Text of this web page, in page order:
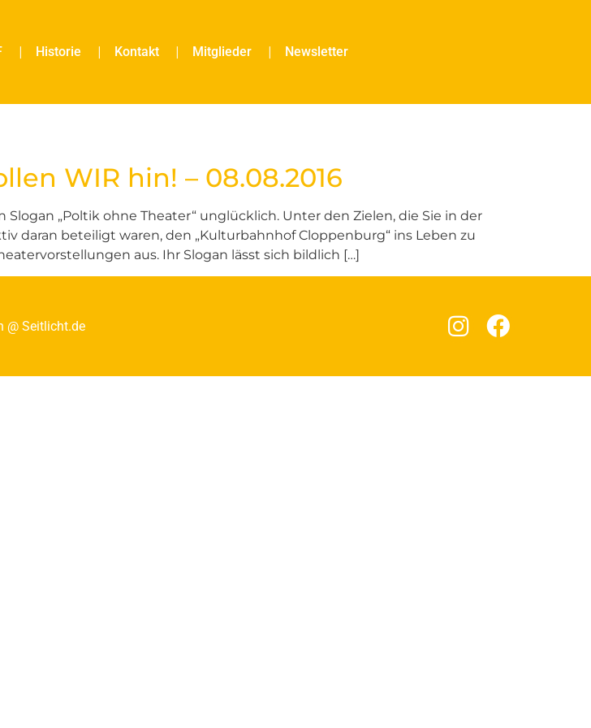
Historie Kontakt Mitglieder Newsletter
WIR hin! – 08.08.2016
„Poltik ohne Theater“ unglücklich. Unter den Zielen, die Sie in der
daran beteiligt waren, den „Kulturbahnhof Cloppenburg“ ins Leben zu
aus. Ihr Slogan lässt sich bildlich […]
@ Seitlicht.de